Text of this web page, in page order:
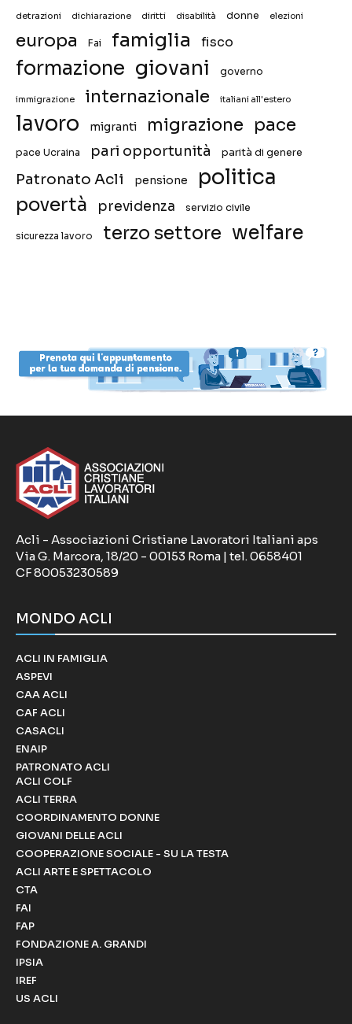
detrazioni dichiarazione diritti disabilità donne elezioni
europa Fai famiglia fisco
formazione giovani governo
immigrazione internazionale italiani all'estero
lavoro migranti migrazione pace
pace Ucraina pari opportunità parità di genere
Patronato Acli pensione politica
povertà previdenza servizio civile
sicurezza lavoro terzo settore welfare
Acli - Associazioni Cristiane Lavoratori Italiani aps
Via G. Marcora, 18/20 - 00153 Roma | tel. 0658401
CF 80053230589
MONDO ACLI
ACLI IN FAMIGLIA
ASPEVI
CAA ACLI
CAF ACLI
CASACLI
ENAIP
PATRONATO ACLI
ACLI COLF
ACLI TERRA
COORDINAMENTO DONNE
GIOVANI DELLE ACLI
COOPERAZIONE SOCIALE - SU LA TESTA
ACLI ARTE E SPETTACOLO
CTA
FAI
FAP
FONDAZIONE A. GRANDI
IPSIA
IREF
US ACLI